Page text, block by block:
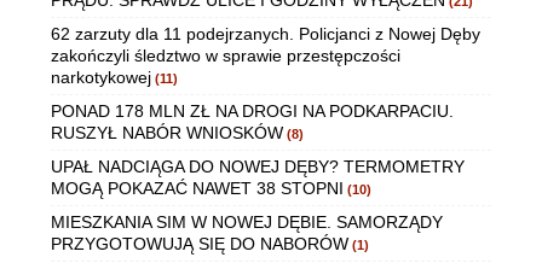
62 zarzuty dla 11 podejrzanych. Policjanci z Nowej Dęby
zakończyli śledztwo w sprawie przestępczości
narkotykowej (11)
PONAD 178 MLN ZŁ NA DROGI NA PODKARPACIU.
RUSZYŁ NABÓR WNIOSKÓW (8)
UPAŁ NADCIĄGA DO NOWEJ DĘBY? TERMOMETRY
MOGĄ POKAZAĆ NAWET 38 STOPNI (10)
MIESZKANIA SIM W NOWEJ DĘBIE. SAMORZĄDY
PRZYGOTOWUJĄ SIĘ DO NABORÓW (1)